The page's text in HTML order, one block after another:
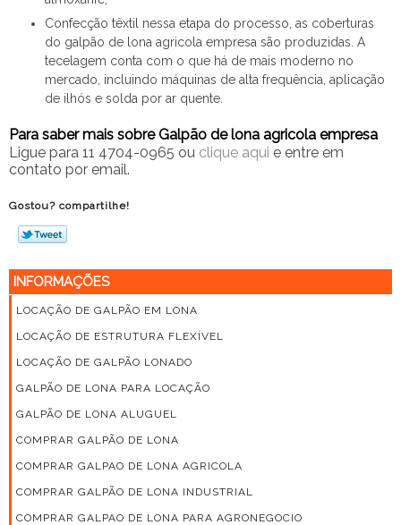
Confecção têxtil nessa etapa do processo, as coberturas
do galpão de lona agricola empresa são produzidas. A
tecelagem conta com o que há de mais moderno no
mercado, incluindo máquinas de alta frequência, aplicação
de ilhós e solda por ar quente.
Para saber mais sobre Galpão de lona agricola empresa
Ligue para 11 4704-0965 ou clique aqui e entre em
contato por email.
Gostou? compartilhe!
INFORMAÇÕES
LOCAÇÃO DE GALPÃO EM LONA
LOCAÇÃO DE ESTRUTURA FLEXÍVEL
LOCAÇÃO DE GALPÃO LONADO
GALPÃO DE LONA PARA LOCAÇÃO
GALPÃO DE LONA ALUGUEL
COMPRAR GALPÃO DE LONA
COMPRAR GALPAO DE LONA AGRICOLA
COMPRAR GALPÃO DE LONA INDUSTRIAL
COMPRAR GALPAO DE LONA PARA AGRONEGOCIO